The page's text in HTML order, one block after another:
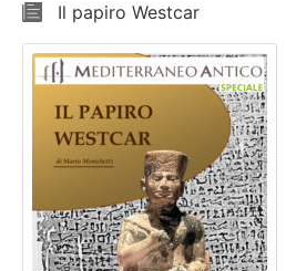
Il papiro Westcar